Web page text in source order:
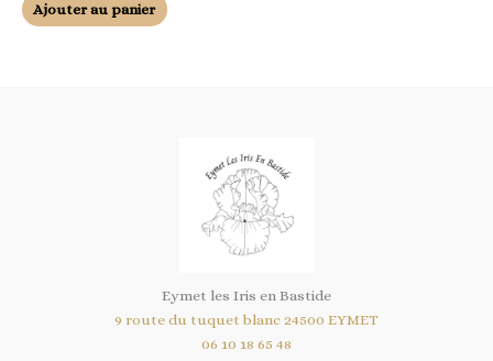
Ajouter au panier
Eymet les Iris en Bastide
9 route du tuquet blanc 24500 EYMET
06 10 18 65 48